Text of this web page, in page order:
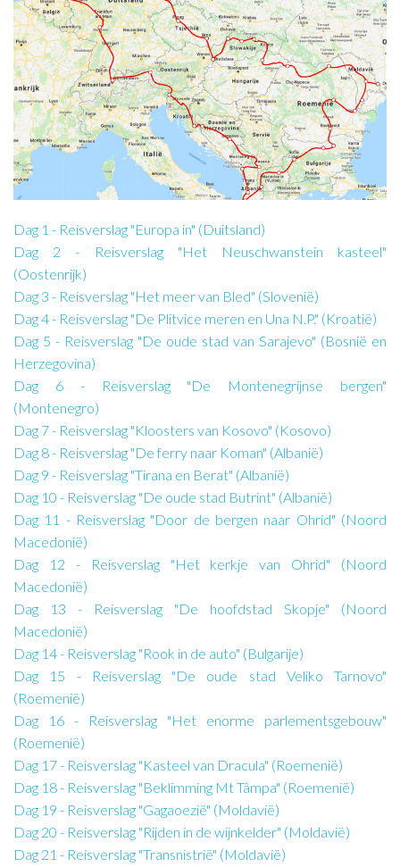
Dag 1 - Reisverslag "Europa in" (Duitsland)
Dag 2 - Reisverslag "Het Neuschwanstein kasteel"
(Oostenrijk)
Dag 3 - Reisverslag "Het meer van Bled" (Slovenië)
Dag 4 - Reisverslag "De Plitvice meren en Una N.P." (Kroatië)
Dag 5 - Reisverslag "De oude stad van Sarajevo" (Bosnië en
Herzegovina)
Dag 6 - Reisverslag "De Montenegrijnse bergen"
(Montenegro)
Dag 7 - Reisverslag "Kloosters van Kosovo" (Kosovo)
Dag 8 - Reisverslag "De ferry naar Koman" (Albanië)
Dag 9 - Reisverslag "Tirana en Berat" (Albanië)
Dag 10 - Reisverslag "De oude stad Butrint" (Albanië)
Dag 11 - Reisverslag "Door de bergen naar Ohrid" (Noord
Macedonië)
Dag 12 - Reisverslag "Het kerkje van Ohrid" (Noord
Macedonië)
Dag 13 - Reisverslag "De hoofdstad Skopje" (Noord
Macedonië)
Dag 14 - Reisverslag "Rook in de auto" (Bulgarije)
Dag 15 - Reisverslag "De oude stad Veliko Tarnovo"
(Roemenië)
Dag 16 - Reisverslag "Het enorme parlementsgebouw"
(Roemenië)
Dag 17 - Reisverslag "Kasteel van Dracula" (Roemenië)
Dag 18 - Reisverslag "Beklimming Mt Tâmpa" (Roemenië)
Dag 19 - Reisverslag "Gagaoezië" (Moldavië)
Dag 20 - Reisverslag "Rijden in de wijnkelder" (Moldavië)
Dag 21 - Reisverslag "Transnistrië" (Moldavië)